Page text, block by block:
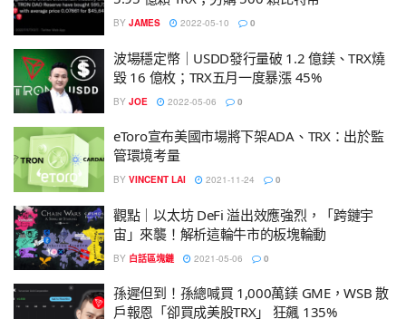
BY JAMES 2022-05-10 0
波場穩定幣｜USDD發行量破 1.2 億鎂、TRX燒
毀 16 億枚；TRX五月一度暴漲 45%
BY JOE 2022-05-06 0
eToro宣布美國市場將下架ADA、TRX：出於監
管環境考量
BY VINCENT LAI 2021-11-24 0
觀點｜以太坊 DeFi 溢出效應強烈，「跨鏈宇
宙」來襲！解析這輪牛市的板塊輪動
BY 白話區塊鏈 2021-05-06 0
孫遲但到！孫總喊買 1,000萬鎂 GME，WSB 散
戶報恩「卻買成美股TRX」 狂飆 135%